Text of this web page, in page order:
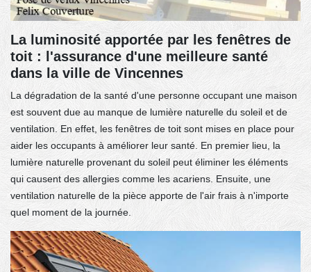
La luminosité apportée par les fenêtres de
toit : l'assurance d'une meilleure santé
dans la ville de Vincennes
La dégradation de la santé d'une personne occupant une maison
est souvent due au manque de lumière naturelle du soleil et de
ventilation. En effet, les fenêtres de toit sont mises en place pour
aider les occupants à améliorer leur santé. En premier lieu, la
lumière naturelle provenant du soleil peut éliminer les éléments
qui causent des allergies comme les acariens. Ensuite, une
ventilation naturelle de la pièce apporte de l'air frais à n'importe
quel moment de la journée.